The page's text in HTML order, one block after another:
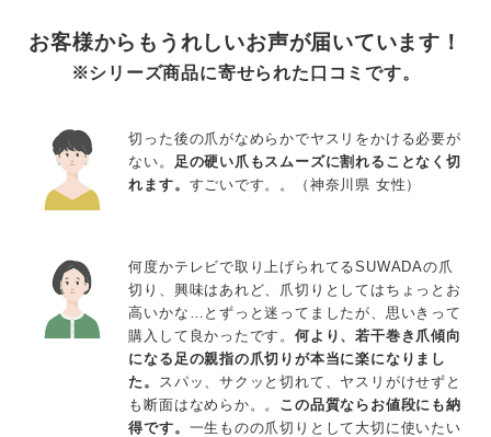
お客様からもうれしいお声が届いています！
※シリーズ商品に寄せられた口コミです。
切った後の爪がなめらかでヤスリをかける必要が
ない。
足の硬い爪もスムーズに割れることなく切
れます。 すごいです。。（神奈川県 女性）
何度かテレビで取り上げられてるSUWADAの爪
切り、興味はあれど、爪切りとしてはちょっとお
高いかな…とずっと迷ってましたが、思いきって
購入して良かったです。何より、若干巻き爪傾向
になる足の親指の爪切りが本当に楽になりまし
た。
スパッ、サクッと切れて、ヤスリがけせずと
も断面はなめらか。。 この品質ならお値段にも納
得です。 一生ものの爪切りとして大切に使いたい